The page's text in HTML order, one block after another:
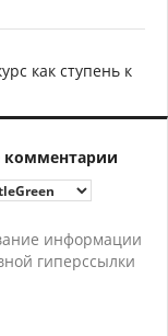
как ступень к
комментарии
информации
гиперссылки